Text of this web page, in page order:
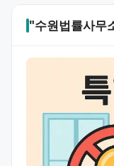
"수원법률사무